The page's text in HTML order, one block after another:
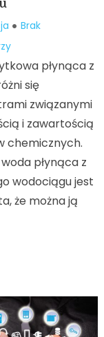
Brak
płynąca z
się
związanymi
i zawartością
chemicznych.
płynąca z
wodociągu jest
że można ją